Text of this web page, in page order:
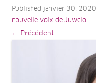
Published janvier 30, 2020
nouvelle voix de Juwelo.
← Précédent